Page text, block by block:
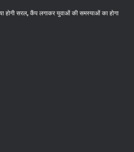
होगी सरल, कैंप लगाकर युवाओं की समस्याओं का होगा